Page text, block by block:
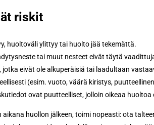
riskit
huoltoväli ylittyy tai huolto jää tekemättä.
tai muut nesteet eivät täytä
jotka eivät ole alkuperäisiä tai laadultaan
(esim. vuoto, väärä kiristys,
ovat puutteelliset, jolloin oikeaa
aikana huollon jälkeen, toimi nopeasti: ota